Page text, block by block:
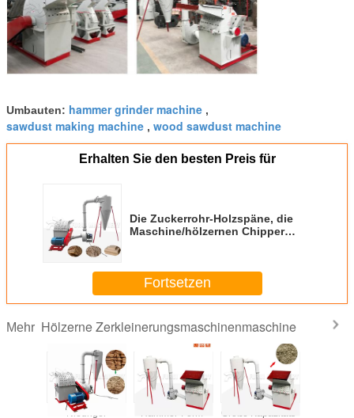
Umbauten: hammer grinder machine ,
sawdust making machine , wood sawdust machine
Erhalten Sie den besten Preis für
Die Zuckerrohr-Holzspäne, die
Maschine/hölzernen Chipper
Fortsetzen
Mehr Hölzerne Zerkleinerungsmaschinenmaschine
Niedriger Hammer-Form- Große Kapazitäts-